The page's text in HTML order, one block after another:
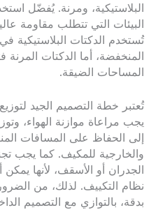
البلاستيكية، ومرنة. يُفضّل
البيئات التي تتطلب مقاومة
تُستخدم الدكتات البلاستيكية
المنخفضة، أما الدكتات المرنة
المساحات الضيقة.
تُعتبر خطة التصميم الجيد
يجب مراعاة موازنة الهواء،
إلى الحفاظ على المسافات
والخارجية للمكيف. كما يجب
الجدران أو الأسقف، لأنها
نظام التكييف. لذلك، من
بدقة، بالتوازي مع التصميم